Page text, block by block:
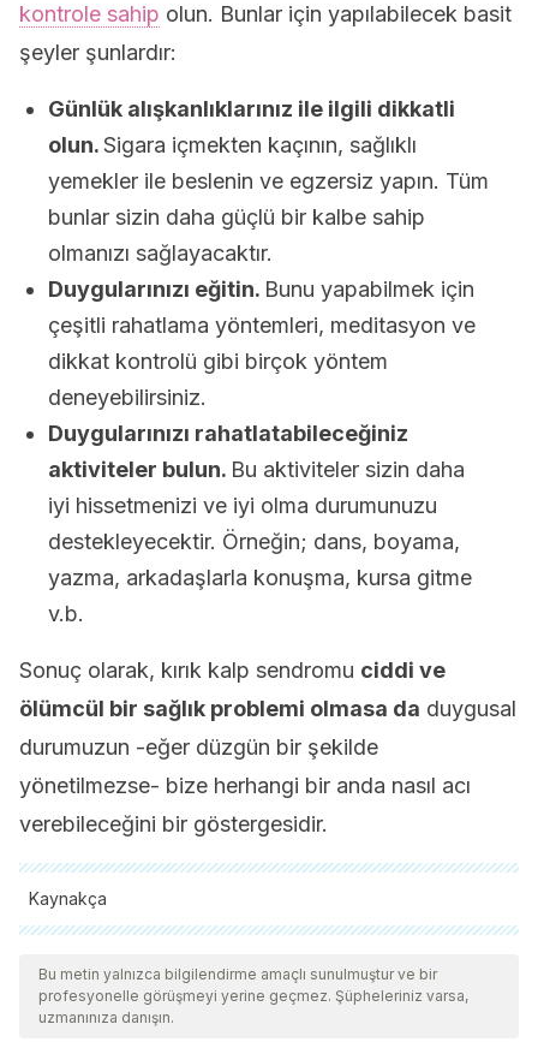
kontrole sahip olun. Bunlar için yapılabilecek basit
şeyler şunlardır:
Günlük alışkanlıklarınız ile ilgili dikkatli
olun.Sigara içmekten kaçının, sağlıklı
yemekler ile beslenin ve egzersiz yapın. Tüm
bunlar sizin daha güçlü bir kalbe sahip
olmanızı sağlayacaktır.
Duygularınızı eğitin. Bunu yapabilmek için
çeşitli rahatlama yöntemleri, meditasyon ve
dikkat kontrolü gibi birçok yöntem
deneyebilirsiniz.
Duygularınızı rahatlatabileceğiniz
aktiviteler bulun. Bu aktiviteler sizin daha
iyi hissetmenizi ve iyi olma durumunuzu
destekleyecektir. Örneğin; dans, boyama,
yazma, arkadaşlarla konuşma, kursa gitme
v.b.
Sonuç olarak, kırık kalp sendromu ciddi ve
ölümcül bir sağlık problemi olmasa da duygusal
durumuzun -eğer düzgün bir şekilde
yönetilmezse- bize herhangi bir anda nasıl acı
verebileceğini bir göstergesidir.
Kaynakça
Tüm alıntı yapılan kaynaklar, kalitelerini, güvenilirliklerini,
güncelliklerini ve geçerliliklerini sağlamak için ekibimiz
tarafından derinlemesine incelendi. Bu makalenin bibliyografisi
Bu metin yalnızca bilgilendirme amaçlı sunulmuştur ve bir
profesyonelle görüşmeyi yerine geçmez. Şüpheleriniz varsa,
uzmanınıza danışın.